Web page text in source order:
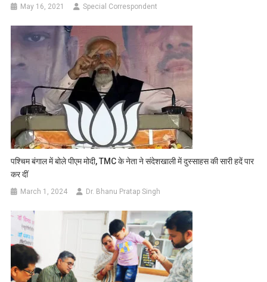
May 16, 2021 Special Correspondent
पश्चिम बंगाल में बोले पीएम मोदी, TMC के नेता ने संदेशखाली में दुस्साहस की सारी हदें पार
कर दीं
March 1, 2024 Dr. Bhanu Pratap Singh